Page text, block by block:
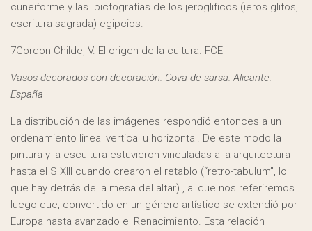
cuneiforme y las pictografías de los jeroglificos (ieros glifos,
escritura sagrada) egipcios.
7Gordon Childe, V. El origen de la cultura. FCE
Vasos decorados con decoración. Cova de sarsa. Alicante.
España
La distribución de las imágenes respondió entonces a un
ordenamiento lineal vertical u horizontal. De este modo la
pintura y la escultura estuvieron vinculadas a la arquitectura
hasta el S XIII cuando crearon el retablo (“retro-tabulum”, lo
que hay detrás de la mesa del altar) , al que nos referiremos
luego que, convertido en un género artístico se extendió por
Europa hasta avanzado el Renacimiento. Esta relación